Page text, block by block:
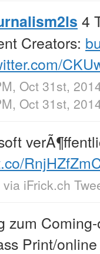
4
Creators:
Oct 31st,
Oct 31st,
via iFrick.ch
zum
Print/online